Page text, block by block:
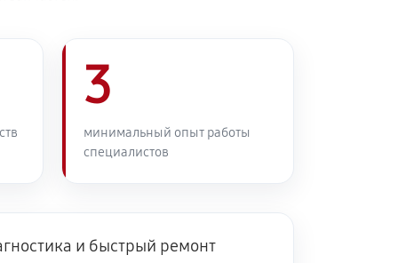
3
минимальный опыт работы
специалистов
и быстрый ремонт